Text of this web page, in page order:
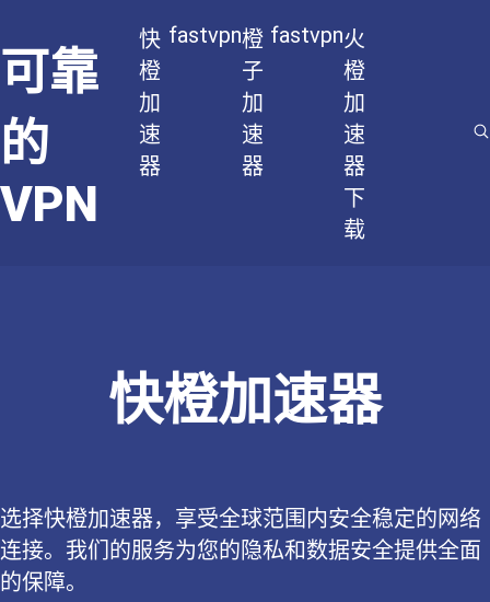
可靠
的
VPN
快
橙
加
速
器
fastvpn橙
子
加
速
器
fastvpn火
橙
加
速
器
下
载
快橙加速器
选择快橙加速器，享受全球范围内安全稳定的网络
连接。我们的服务为您的隐私和数据安全提供全面
的保障。